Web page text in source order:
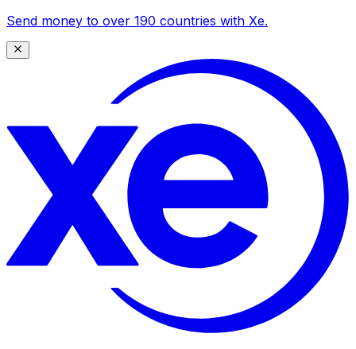
Send money to over 190 countries with Xe.